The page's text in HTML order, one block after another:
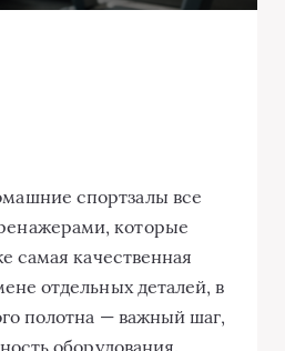
спортзалы все
которые
самая качественная
отдельных деталей, в
полотна — важный шаг,
оборудования.